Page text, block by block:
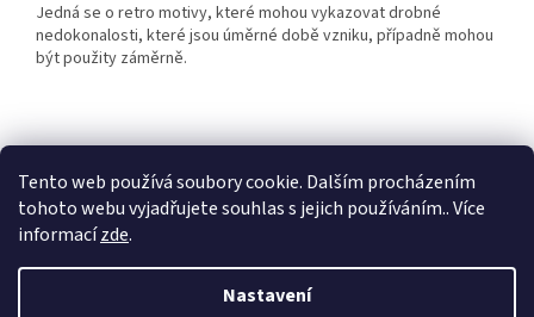
Tento web používá soubory cookie. Dalším procházením
tohoto webu vyjadřujete souhlas s jejich používáním.. Více
informacízde.
Nastavení
Jedná se o retro motivy, které mohou vykazovat drobné
nedokonalosti, které jsou úměrné době vzniku, případně mohou
být použity záměrně.
Z
Retro-Darky.cz Krowki.cz
Vytvořil Shoptet